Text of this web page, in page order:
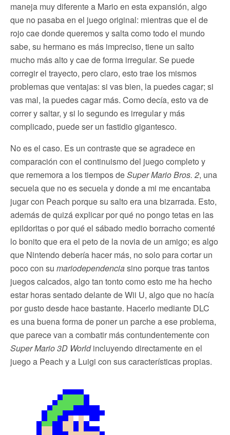
maneja muy diferente a Mario en esta expansión, algo
que no pasaba en el juego original: mientras que el de
rojo cae donde queremos y salta como todo el mundo
sabe, su hermano es más impreciso, tiene un salto
mucho más alto y cae de forma irregular. Se puede
corregir el trayecto, pero claro, esto trae los mismos
problemas que ventajas: si vas bien, la puedes cagar; si
vas mal, la puedes cagar más. Como decía, esto va de
correr y saltar, y si lo segundo es irregular y más
complicado, puede ser un fastidio gigantesco.
No es el caso. Es un contraste que se agradece en
comparación con el continuismo del juego completo y
que rememora a los tiempos deSuper Mario Bros. 2, una
secuela que no es secuela y donde a mi me encantaba
jugar con Peach porque su salto era una bizarrada. Esto,
además de quizá explicar por qué no pongo tetas en las
epildoritas o por qué el sábado medio borracho comenté
lo bonito que era el peto de la novia de un amigo; es algo
que Nintendo debería hacer más, no solo para cortar un
poco con su mariodependenciasino porque tras tantos
juegos calcados, algo tan tonto como esto me ha hecho
estar horas sentado delante de Wii U, algo que no hacía
por gusto desde hace bastante. Hacerlo mediante DLC
es una buena forma de poner un parche a ese problema,
que parece van a combatir más contundentemente con
Super Mario 3D Worldincluyendo directamente en el
juego a Peach y a Luigi con sus características propias.